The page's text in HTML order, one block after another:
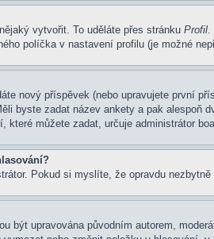
vytvořit. To uděláte přes stránku Profil.
políčka v nastavení profilu (je možné
nový příspěvek (nebo upravujete první
byste zadat název ankety a pak alespoň
které můžete zadat, určuje administrátor
Pokud si myslíte, že opravdu
být upravována původním autorem,